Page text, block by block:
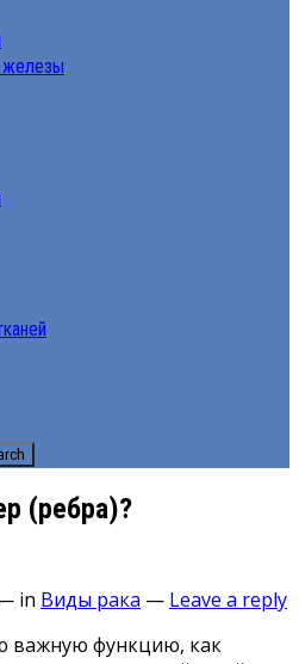
железы
(ребра)?
in Виды рака — Leave a reply
важную функцию, как